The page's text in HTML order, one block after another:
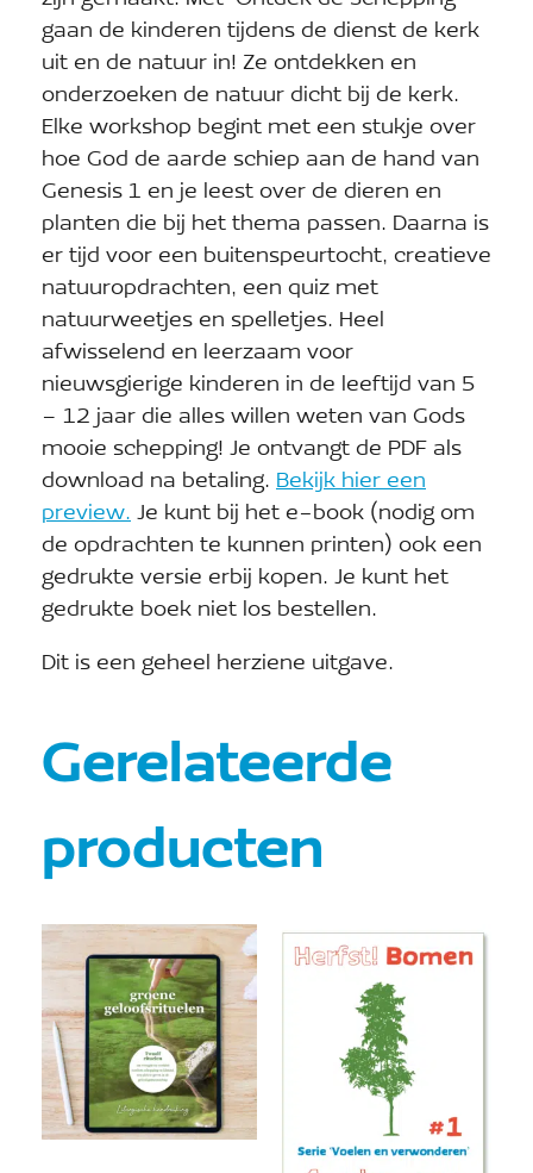
gaan de kinderen tijdens de dienst de kerk
uit en de natuur in! Ze ontdekken en
onderzoeken de natuur dicht bij de kerk.
Elke workshop begint met een stukje over
hoe God de aarde schiep aan de hand van
Genesis 1 en je leest over de dieren en
planten die bij het thema passen. Daarna is
er tijd voor een buitenspeurtocht, creatieve
natuuropdrachten, een quiz met
natuurweetjes en spelletjes. Heel
afwisselend en leerzaam voor
nieuwsgierige kinderen in de leeftijd van 5
– 12 jaar die alles willen weten van Gods
mooie schepping! Je ontvangt de PDF als
download na betaling. Bekijk hier een
preview. Je kunt bij het e-book (nodig om
de opdrachten te kunnen printen) ook een
gedrukte versie erbij kopen. Je kunt het
gedrukte boek niet los bestellen.
Dit is een geheel herziene uitgave.
Gerelateerde
producten